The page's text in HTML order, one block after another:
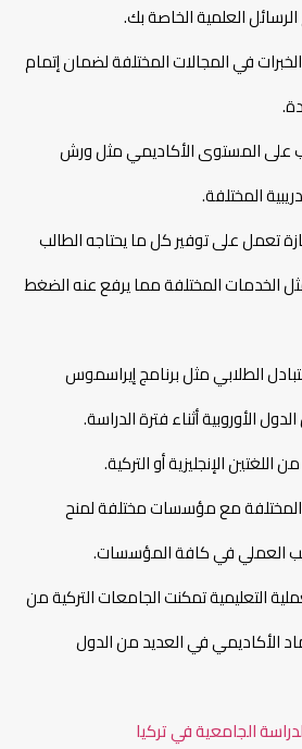
العلمية الخاصة بك.
في المجالات المختلفة لضمان إتمام
على المستوى الأكاديمي مثل ورش
المختلفة.
تعمل على توفير كل ما يحتاجه الطالب
الخدمات المختلفة مما يرفع عنه الضغط
الطلابي مثل برنامج إيراسموس
الأوروبية أثناء فترة الدراسة.
الإنجليزية أو التركية.
مع مؤسسات مختلفة لمنح
العملي في كافة المؤسسات.
التعليمية تمكنت الجامعات التركية من
الأكاديمي في العديد من الدول
الجامعية في تركيا